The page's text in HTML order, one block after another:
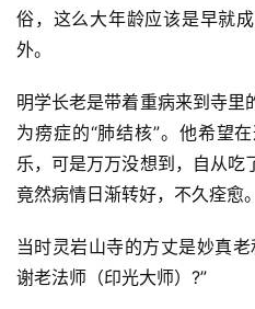
俗，这么大年龄应该是早就
外。
明学长老是带着重病来到寺里
为痨症的“肺结核”。他希望
乐，可是万万没想到，自从吃
竟然病情日渐转好，不久痊愈。
当时灵岩山寺的方丈是妙真
谢老法师（印光大师）?”